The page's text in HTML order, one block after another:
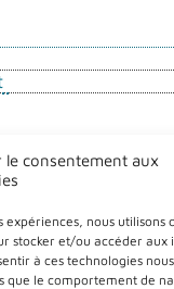
le consentement aux
nous utilisons
stocker et/ou accéder aux
à ces technologies
que le comportement de